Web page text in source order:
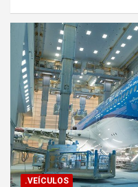
.VEÍCULOS